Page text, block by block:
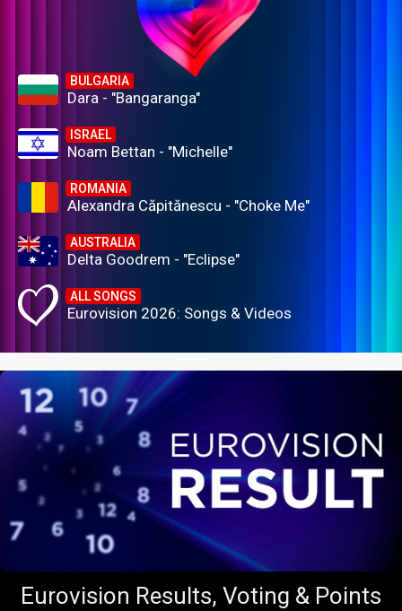
BULGARIA
Dara - "Bangaranga"
ISRAEL
Noam Bettan - "Michelle"
ROMANIA
Alexandra Căpitănescu - "Choke Me"
AUSTRALIA
Delta Goodrem - "Eclipse"
ALL SONGS
Eurovision 2026: Songs & Videos
Eurovision Results, Voting & Points